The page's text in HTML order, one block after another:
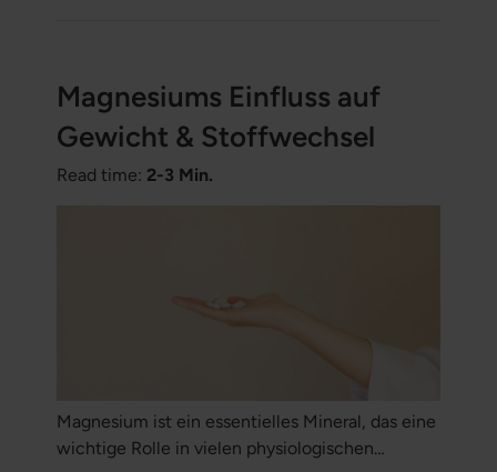
Magnesiums Einfluss auf
Gewicht & Stoffwechsel
Read time: 2-3 Min.
Magnesium ist ein essentielles Mineral, das eine
wichtige Rolle in vielen physiologischen